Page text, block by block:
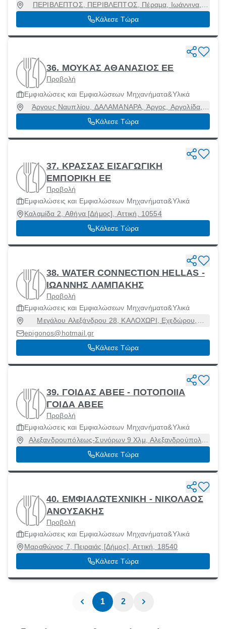
ΠΕΡΙΒΛΕΠΤΟΣ, ΠΕΡΙΒΛΕΠΤΟΣ, Πέραμα, Ιωάννινα,
45500
Κάλεσε Τώρα
36. ΜΟΥΚΑΣ ΑΘΑΝΑΣΙΟΣ ΕΕ
Προβολή
Εμφιαλώσεις και Εμφιαλώσεων Μηχανήματα&Υλικά
Άργους Ναυπλίου, ΔΑΛΑΜΑΝΑΡΑ, Άργος, Αργολίδα,
21200
Κάλεσε Τώρα
37. ΚΡΑΣΣΑΣ ΕΙΣΑΓΩΓΙΚΗ
ΕΜΠΟΡΙΚΗ EE
Προβολή
Εμφιαλώσεις και Εμφιαλώσεων Μηχανήματα&Υλικά
Καλαμίδα 2, Αθήνα [Δήμος], Αττική, 10554
Κάλεσε Τώρα
38. WATER CONNECTION HELLAS -
ΙΩΑΝΝΗΣ ΛΑΜΠΑΚΗΣ
Προβολή
Εμφιαλώσεις και Εμφιαλώσεων Μηχανήματα&Υλικά
Μεγάλου Αλεξάνδρου 28, ΚΑΛΟΧΩΡΙ, Εχεδώρου,
Θεσσαλονίκη, 57009
epigonos@hotmail.gr
Κάλεσε Τώρα
39. ΓΟΙΔΑΣ ΑΒΕΕ - ΠΟΤΟΠΟΙΙΑ
ΓΟΙΔΑ ΑΒΕΕ
Προβολή
Εμφιαλώσεις και Εμφιαλώσεων Μηχανήματα&Υλικά
Αλεξανδρουπόλεως-Συνόρων 9 Χλμ, Αλεξανδρούπολη
[Δήμος], Έβρος, 68100
Κάλεσε Τώρα
40. ΕΜΦΙΑΛΩΤΕΧΝΙΚΗ - ΝΙΚΟΛΑΟΣ
ΑΝΟΥΣΑΚΗΣ
Προβολή
Εμφιαλώσεις και Εμφιαλώσεων Μηχανήματα&Υλικά
Μαραθώνος 7, Πειραιάς [Δήμος], Αττική, 18540
Κάλεσε Τώρα
1 2